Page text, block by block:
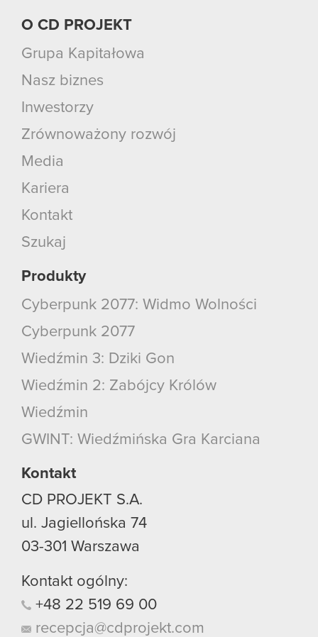
O CD PROJEKT
Grupa Kapitałowa
Nasz biznes
Inwestorzy
Zrównoważony rozwój
Media
Kariera
Kontakt
Szukaj
Produkty
Cyberpunk 2077: Widmo Wolności
Cyberpunk 2077
Wiedźmin 3: Dziki Gon
Wiedźmin 2: Zabójcy Królów
Wiedźmin
GWINT: Wiedźmińska Gra Karciana
Kontakt
CD PROJEKT S.A.
ul. Jagiellońska 74
03-301 Warszawa
Kontakt ogólny:
+48 22 519 69 00
recepcja@cdprojekt.com